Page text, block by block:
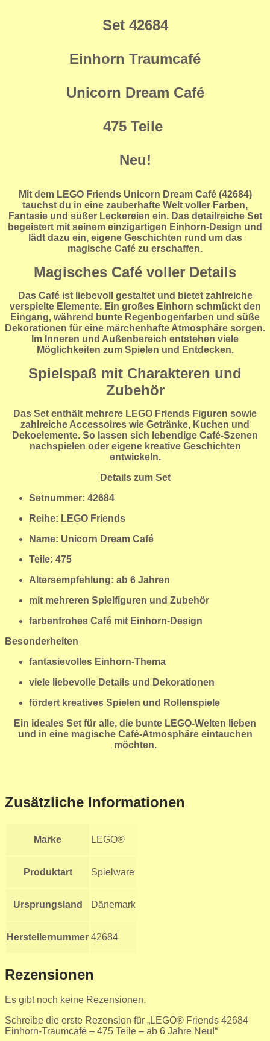
Set 42684
Einhorn Traumcafé
Unicorn Dream Café
475 Teile
Neu!
Mit dem LEGO Friends Unicorn Dream Café (42684)
tauchst du in eine zauberhafte Welt voller Farben,
Fantasie und süßer Leckereien ein. Das detailreiche Set
begeistert mit seinem einzigartigen Einhorn-Design und
lädt dazu ein, eigene Geschichten rund um das
magische Café zu erschaffen.
Magisches Café voller Details
Das Café ist liebevoll gestaltet und bietet zahlreiche
verspielte Elemente. Ein großes Einhorn schmückt den
Eingang, während bunte Regenbogenfarben und süße
Dekorationen für eine märchenhafte Atmosphäre sorgen.
Im Inneren und Außenbereich entstehen viele
Möglichkeiten zum Spielen und Entdecken.
Spielspaß mit Charakteren und
Zubehör
Das Set enthält mehrere LEGO Friends Figuren sowie
zahlreiche Accessoires wie Getränke, Kuchen und
Dekoelemente. So lassen sich lebendige Café-Szenen
nachspielen oder eigene kreative Geschichten
entwickeln.
Details zum Set
Setnummer: 42684
Reihe: LEGO Friends
Name: Unicorn Dream Café
Teile: 475
Altersempfehlung: ab 6 Jahren
mit mehreren Spielfiguren und Zubehör
farbenfrohes Café mit Einhorn-Design
Besonderheiten
fantasievolles Einhorn-Thema
viele liebevolle Details und Dekorationen
fördert kreatives Spielen und Rollenspiele
Ein ideales Set für alle, die bunte LEGO-Welten lieben
und in eine magische Café-Atmosphäre eintauchen
möchten.
Zusätzliche Informationen
Marke LEGO®
Produktart Spielware
Ursprungsland Dänemark
Herstellernummer 42684
Rezensionen
Es gibt noch keine Rezensionen.
Schreibe die erste Rezension für „LEGO® Friends 42684
Einhorn-Traumcafé – 475 Teile – ab 6 Jahre Neu!“